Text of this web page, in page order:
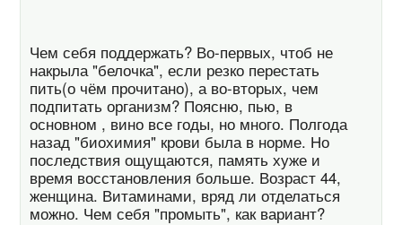
Чем себя поддержать? Во-первых, чтоб не
накрыла "белочка", если резко перестать
пить(о чём прочитано), а во-вторых, чем
подпитать организм? Поясню, пью, в
основном , вино все годы, но много. Полгода
назад "биохимия" крови была в норме. Но
последствия ощущаются, память хуже и
время восстановления больше. Возраст 44,
женщина. Витаминами, вряд ли отделаться
можно. Чем себя "промыть", как вариант?